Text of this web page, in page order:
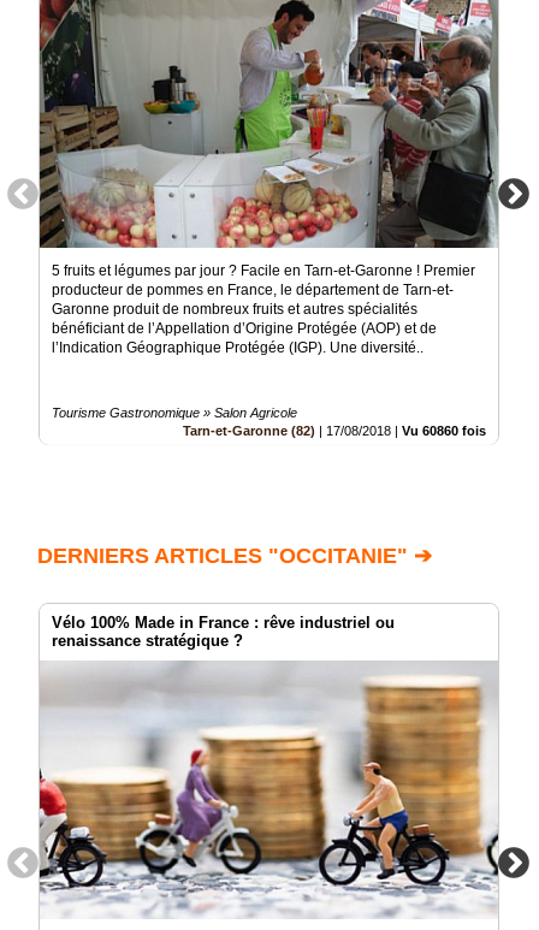
5 fruits et légumes par jour ? Facile en Tarn-et-Garonne ! Premier
producteur de pommes en France, le département de Tarn-et-
Garonne produit de nombreux fruits et autres spécialités
bénéficiant de l’Appellation d’Origine Protégée (AOP) et de
l’Indication Géographique Protégée (IGP). Une diversité..
Tourisme Gastronomique » Salon Agricole
Tarn-et-Garonne (82) | 17/08/2018 | Vu 60860 fois
DERNIERS ARTICLES "OCCITANIE" ➔
Vélo 100% Made in France : rêve industriel ou
renaissance stratégique ?